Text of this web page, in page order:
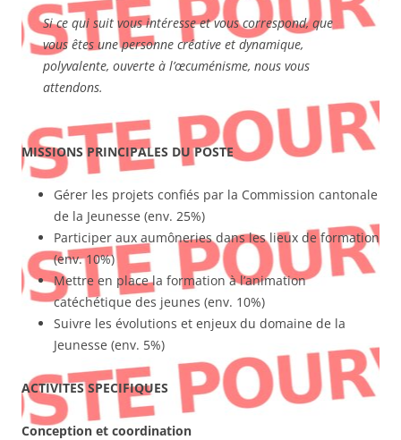
Si ce qui suit vous intéresse et vous correspond, que
vous êtes une personne créative et dynamique,
polyvalente, ouverte à l’œcuménisme, nous vous
attendons.
MISSIONS PRINCIPALES DU POSTE
Gérer les projets confiés par la Commission cantonale
de la Jeunesse (env. 25%)
Participer aux aumôneries dans les lieux de formation
(env. 10%)
Mettre en place la formation à l’animation
catéchétique des jeunes (env. 10%)
Suivre les évolutions et enjeux du domaine de la
Jeunesse (env. 5%)
ACTIVITES SPECIFIQUES
Conception et coordination